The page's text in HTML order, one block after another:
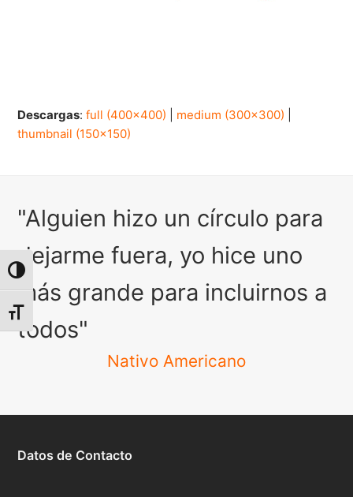
Alternar alto contraste
Alternar tamaño de letra
Descargas:full (400x400) medium (300x300)
thumbnail (150x150)
"Alguien hizo un círculo para
dejarme fuera, yo hice uno
más grande para incluirnos a
todos"
Nativo Americano
Datos de Contacto